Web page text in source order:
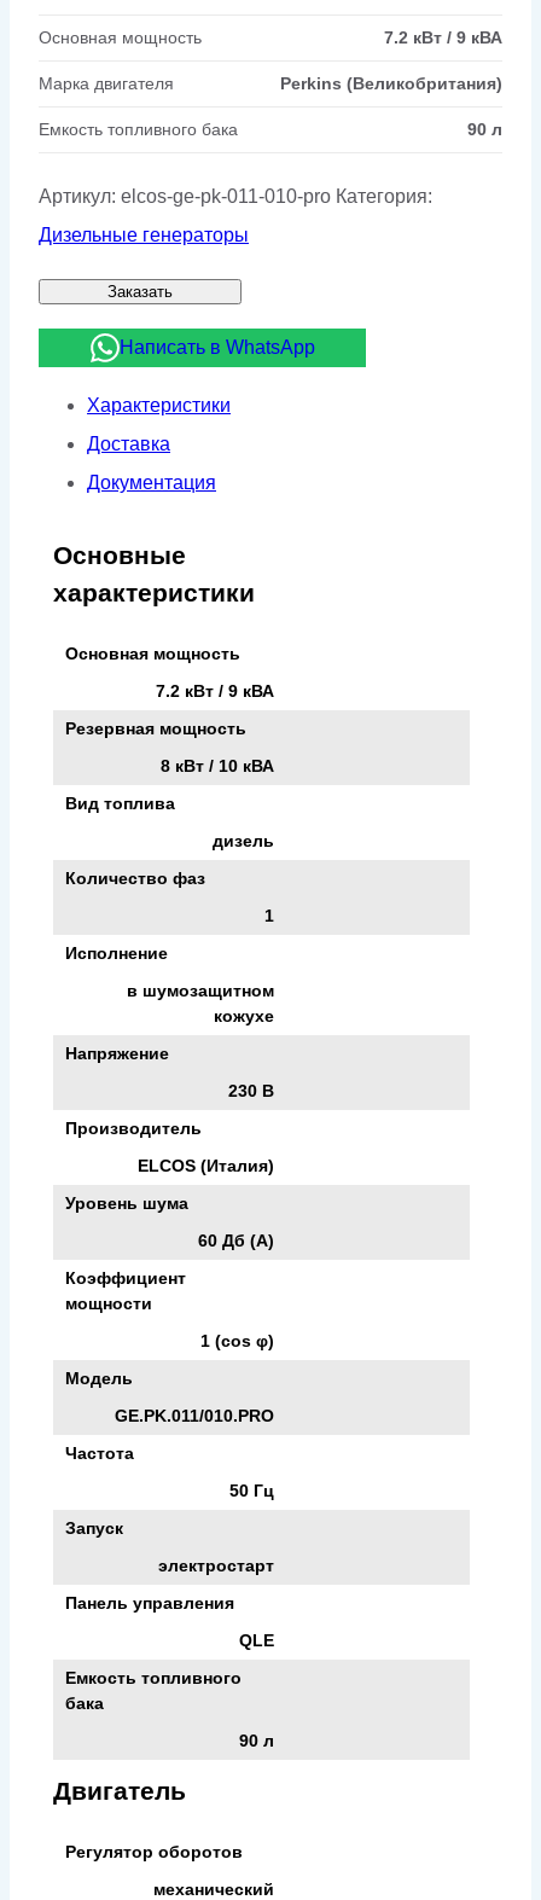
Основная мощность 7.2 кВт / 9 кВА
Марка двигателя Perkins (Великобритания)
Емкость топливного бака 90 л
Артикул: elcos-ge-pk-011-010-pro Категория:
Дизельные генераторы
Заказать
Написать в WhatsApp
Характеристики
Доставка
Документация
Основные
характеристики
Основная мощность
7.2 кВт / 9 кВА
Резервная мощность
8 кВт / 10 кВА
Вид топлива
дизель
Количество фаз
1
Исполнение
в шумозащитном
кожухе
Напряжение
230 В
Производитель
ELCOS (Италия)
Уровень шума
60 Дб (А)
Коэффициент
мощности
1 (cos φ)
Модель
GE.PK.011/010.PRO
Частота
50 Гц
Запуск
электростарт
Панель управления
QLE
Емкость топливного
бака
90 л
Двигатель
Регулятор оборотов
механический